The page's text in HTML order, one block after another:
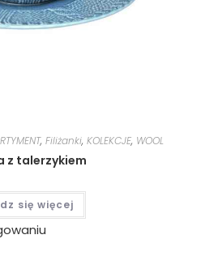
, Filiżanki, KOLEKCJE, WOOL
z talerzykiem
się więcej